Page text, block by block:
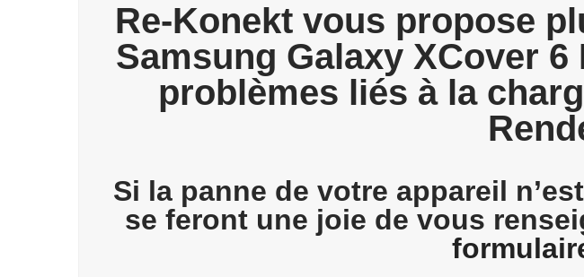
Re-Konekt vous propose
Samsung Galaxy XCover 6
problèmes liés à la
Si la panne de votre appareil
se feront une joie de vous